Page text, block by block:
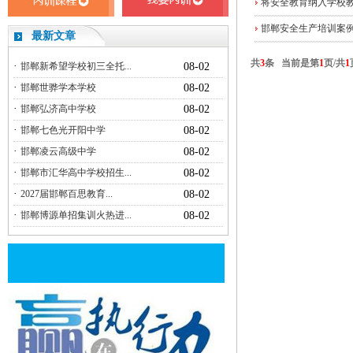
最新文章
· 邯郸新希望学校初三全托...
08-02
· 邯郸世骅学本学校
08-02
· 邯郸弘济高中学校
08-02
· 邯郸七色光开阳中学
08-02
· 邯郸凌云高级中学
08-02
· 邯郸市汇华高中学校招生...
08-02
· 2027届邯郸百思教育...
08-02
· 邯郸博源单招集训火热进... 08-02
将安全教育纳入学校
邯郸安全生产培训案例
共3条 当前是第1页/共1